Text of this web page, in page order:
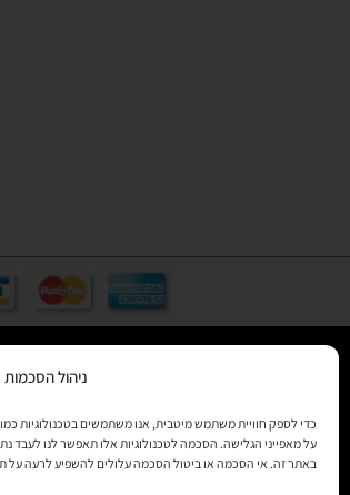
ניהול הסכמות
על מאפייני הגלישה. הסכמה לטכנולוגיות אלו תאפשר לנו לעבד
באתר זה. אי הסכמה או ביטול הסכמה עלולים להשפיע לרעה על